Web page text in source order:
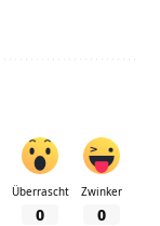
Überrascht
0
Zwinker
0